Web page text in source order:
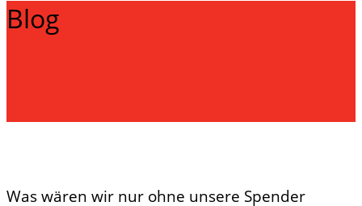
Blog
Was wären wir nur ohne unsere Spender